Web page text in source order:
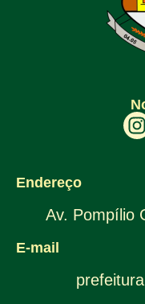
Endereço
Av. Pompílio
E-mail